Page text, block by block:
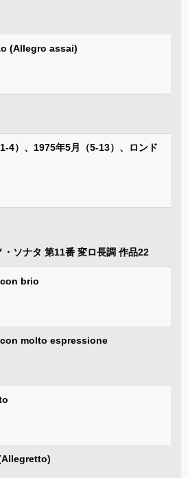
(Allegro assai)
4）、1975年5月（5-13）、ロンド
ソナタ 第11番 変ロ長調 作品22
brio
molto espressione